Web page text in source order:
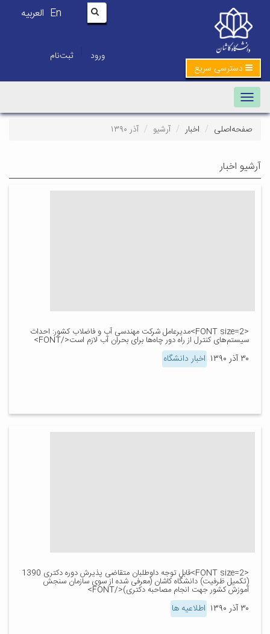
En العربیه
ورود | ثبت‌نام
دسترسی سریع
Toggle navigation
صفحه‌اصلی اخبار آرشیو آذر ۱۳۹۰
آرشیو اخبار
<FONT size=2>مدیرعامل شرکت مهندسی آب و فاضلاب کشور: احداث
سیستم‌های کنترل از راه دور چاه‌ها برای بحران آب لازم است</FONT>
۳۰ آذر ۱۳۹۰ اخبار دانشگاه
<FONT size=2>قابل توجه داوطلبان متقاضی پذیرش دوره دکتری 1390
(تکمیل ظرفیت) دانشگاه کاشان (معرفی ‌شده از سوی سازمان سنجش
آموزش کشور جهت انجام مصاحبه دکتری)</FONT>
۳۰ آذر ۱۳۹۰ اطلاعیه ها